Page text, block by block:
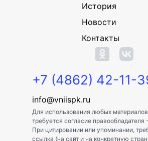
История
Новости
Контакты
+7 (4862) 42-11-
info@vniispk.ru
Для использования любых материалов
требуется согласие
При цитировании или упоминании,
ссылка (на сайт и на конкретную